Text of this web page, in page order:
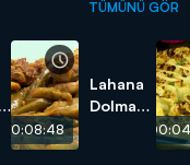
TÜMÜNÜ GÖR
00:08:48
Lahana
Dolması